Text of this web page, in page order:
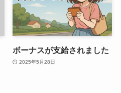
ボーナスが支給されました
2025年5月28日